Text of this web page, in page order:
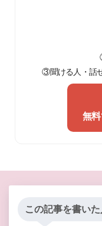
③聞ける人・話
無
この記事を書いた